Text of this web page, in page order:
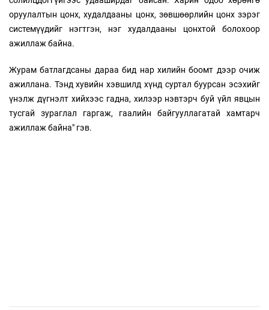
оруулалтын цонх, худалдааны цонх, зөвшөөрлийн цонх зэрэг
системүүдийг нэгтгэн, нэг худалдааны цонхтой болохоор
ажиллаж байна.
Журам батлагдсаны дараа бид нар хилийн боомт дээр очиж
ажиллана. Тэнд хувийн хэвшилд хүнд суртал буурсан эсэхийг
үнэлж дүгнэлт хийхээс гадна, хилээр нэвтэрч буй үйл явцын
тусгай зураглал гаргаж, гаалийн байгууллагатай хамтарч
ажиллаж байна" гэв.